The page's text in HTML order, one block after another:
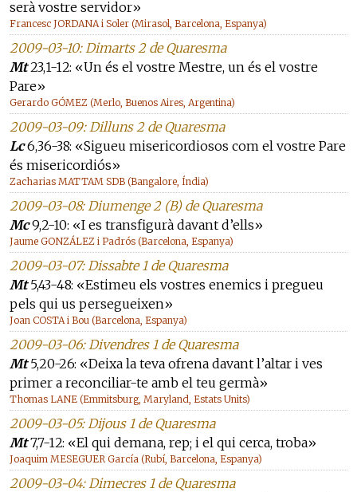
serà vostre servidor»
Francesc JORDANA i Soler (Mirasol, Barcelona, Espanya)
2009-03-10: Dimarts 2 de Quaresma
Mt23,1-12: «Un és el vostre Mestre, un és el vostre
Pare»
Gerardo GÓMEZ (Merlo, Buenos Aires, Argentina)
2009-03-09: Dilluns 2 de Quaresma
Lc6,36-38: «Sigueu misericordiosos com el vostre Pare
és misericordiós»
Zacharias MATTAM SDB (Bangalore, Índia)
2009-03-08: Diumenge 2 (B) de Quaresma
Mc9,2-10: «I es transfigurà davant d’ells»
Jaume GONZÁLEZ i Padrós (Barcelona, Espanya)
2009-03-07: Dissabte 1 de Quaresma
Mt5,43-48: «Estimeu els vostres enemics i pregueu
pels qui us persegueixen»
Joan COSTA i Bou (Barcelona, Espanya)
2009-03-06: Divendres 1 de Quaresma
Mt5,20-26: «Deixa la teva ofrena davant l’altar i ves
primer a reconciliar-te amb el teu germà»
Thomas LANE (Emmitsburg, Maryland, Estats Units)
2009-03-05: Dijous 1 de Quaresma
Mt7,7-12: «El qui demana, rep; i el qui cerca, troba»
Joaquim MESEGUER García (Rubí, Barcelona, Espanya)
2009-03-04: Dimecres 1 de Quaresma